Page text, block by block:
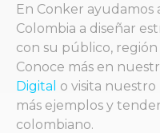
En Conker ayudamos
Colombia a diseñar
con su público,
Conoce más en
Digital o visita nuestro
más ejemplos y
colombiano.